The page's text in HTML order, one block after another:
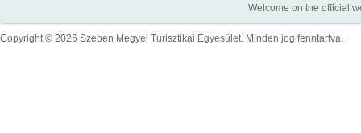
Welcome on the official
Copyright © 2026 Szeben Megyei Turisztikai Egyesület. Minden jog fenntartva.